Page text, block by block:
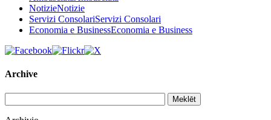
NotizieNotizie
Servizi ConsolariServizi Consolari
Economia e BusinessEconomia e Business
Archive
Meklēt